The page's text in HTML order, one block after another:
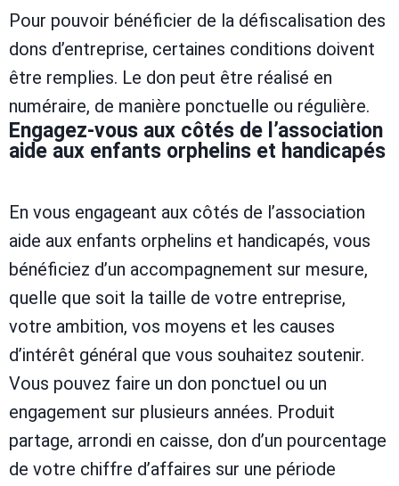
Pour pouvoir bénéficier de la défiscalisation des
dons d’entreprise, certaines conditions doivent
être remplies. Le don peut être réalisé en
numéraire, de manière ponctuelle ou régulière.
Engagez-vous aux côtés de l’association
aide aux enfants orphelins et handicapés
En vous engageant aux côtés de l’association
aide aux enfants orphelins et handicapés, vous
bénéficiez d’un accompagnement sur mesure,
quelle que soit la taille de votre entreprise,
votre ambition, vos moyens et les causes
d’intérêt général que vous souhaitez soutenir.
Vous pouvez faire un don ponctuel ou un
engagement sur plusieurs années. Produit
partage, arrondi en caisse, don d’un pourcentage
de votre chiffre d’affaires sur une période